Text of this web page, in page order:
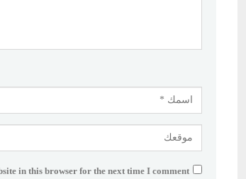
in this browser for the next time I comment.